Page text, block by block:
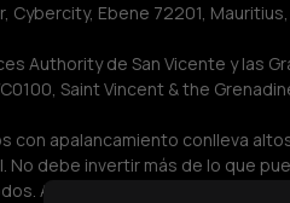
Cybercity, Ebene 72201,
Authority de San Vicente y las
Saint Vincent & the
con apalancamiento conlleva
No debe invertir más de lo que
Antes de utilizarlos,